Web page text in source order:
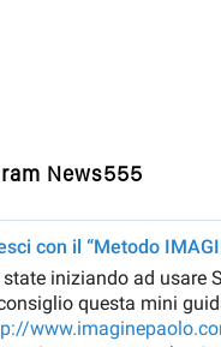
News555